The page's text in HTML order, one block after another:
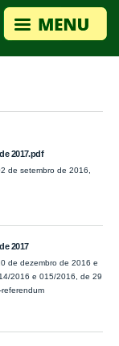
2017.pdf
de setembro de 2016,
2017
de dezembro de 2016 e
2016 e 015/2016, de 29